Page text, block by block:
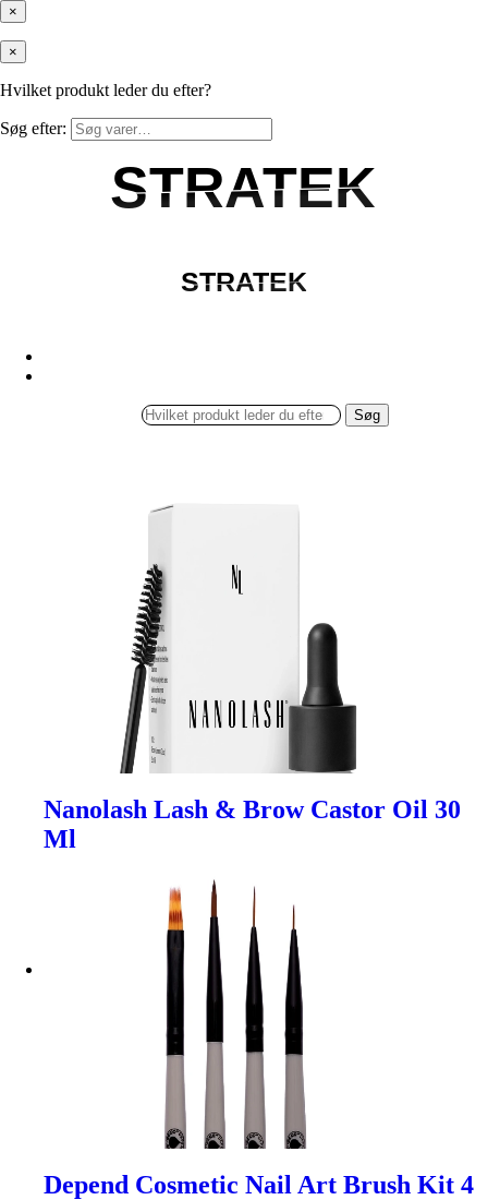
×
×
Hvilket produkt leder du efter?
Søg efter:
STRATEK
STRATEK
STRATEK
STRATEK
Søg
Nanolash Lash & Brow Castor Oil 30
Ml
Depend Cosmetic Nail Art Brush Kit 4